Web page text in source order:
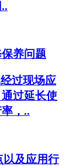
养问题
过现场应
过延长使
，..
以及应用行